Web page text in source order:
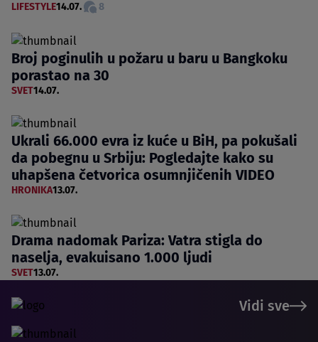
LIFESTYLE14.07. 8
Broj poginulih u požaru u baru u Bangkoku
porastao na 30
SVET14.07.
Ukrali 66.000 evra iz kuće u BiH, pa pokušali
da pobegnu u Srbiju: Pogledajte kako su
uhapšena četvorica osumnjičenih VIDEO
HRONIKA13.07.
Drama nadomak Pariza: Vatra stigla do
naselja, evakuisano 1.000 ljudi
SVET13.07.
Vidi sve